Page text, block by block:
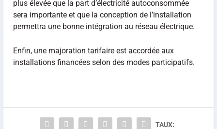
plus élevée que la part d’électricité autoconsommée
sera importante et que la conception de l’installation
permettra une bonne intégration au réseau électrique.
Enfin, une majoration tarifaire est accordée aux
installations financées selon des modes participatifs.
TAUX: